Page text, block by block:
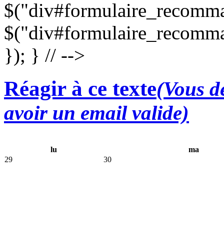
}); } // -->
Réagir à ce texte(Vous
avoir un email valide)
lu
ma
29
30